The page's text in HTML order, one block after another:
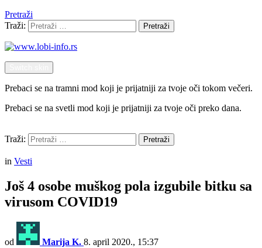
Pretraži
Traži:
Pretraži
Prebaci se na tramni mod koji je prijatniji za tvoje oči tokom večeri.
Prebaci se na svetli mod koji je prijatniji za tvoje oči preko dana.
Traži:
Pretraži
in Vesti
Još 4 osobe muškog pola izgubile bitku sa
virusom COVID19
od Marija K. 8. april 2020., 15:37